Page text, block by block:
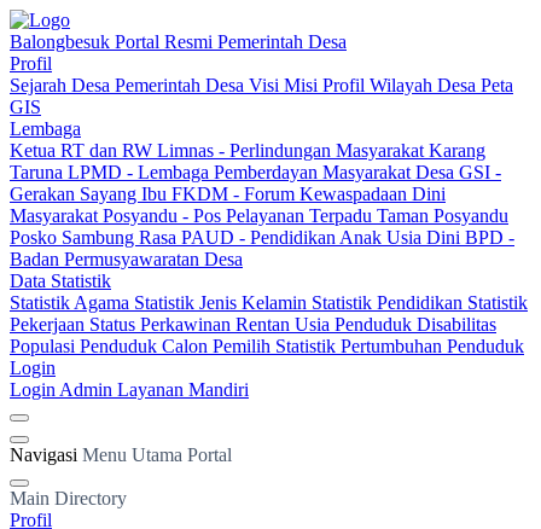
Balongbesuk Portal Resmi Pemerintah Desa
Profil
Sejarah Desa Pemerintah Desa Visi Misi Profil Wilayah Desa Peta
GIS
Lembaga
Ketua RT dan RW Limnas - Perlindungan Masyarakat Karang
Taruna LPMD - Lembaga Pemberdayan Masyarakat Desa GSI -
Gerakan Sayang Ibu FKDM - Forum Kewaspadaan Dini
Masyarakat Posyandu - Pos Pelayanan Terpadu Taman Posyandu
Posko Sambung Rasa PAUD - Pendidikan Anak Usia Dini BPD -
Badan Permusyawaratan Desa
Data Statistik
Statistik Agama Statistik Jenis Kelamin Statistik Pendidikan Statistik
Pekerjaan Status Perkawinan Rentan Usia Penduduk Disabilitas
Populasi Penduduk Calon Pemilih Statistik Pertumbuhan Penduduk
Login
Login Admin Layanan Mandiri
Navigasi Menu Utama Portal
Main Directory
Profil